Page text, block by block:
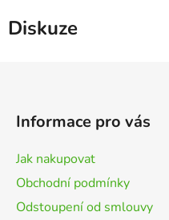
Diskuze
Informace pro vás
Jak nakupovat
Obchodní podmínky
Odstoupení od smlouvy